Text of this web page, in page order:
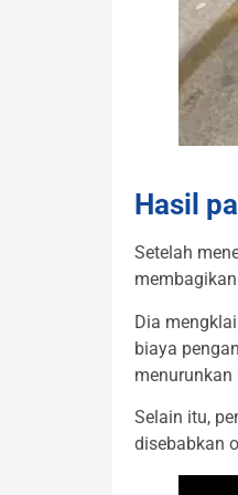
Hasil
Setelah
Dia
biaya
menurunkan
Selain itu,
disebabkan